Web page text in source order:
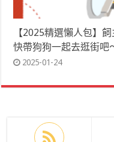
【2025精選懶人包】
快帶狗狗一起去逛街吧
2025-01-24